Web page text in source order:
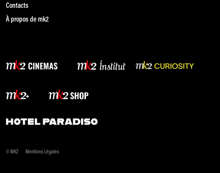
Contacts
À propos de mk2
© MK2 Mentions Légales